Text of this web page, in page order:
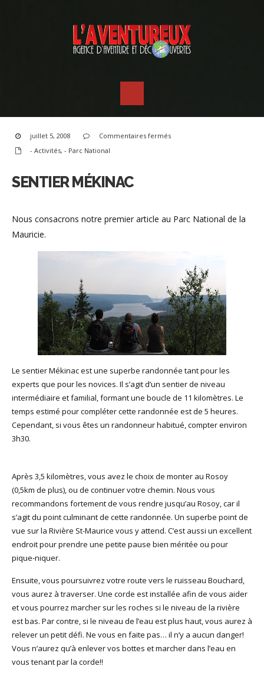
juillet 5, 2008 Commentaires ferméssur
Sentier
- Activités, - Parc National
SENTIER MÉKINAC
Nous consacrons notre premier article au Parc National de la
Mauricie.
Le sentier Mékinac est une superbe randonnée tant pour les
experts que pour les novices. Il s’agit d’un sentier de niveau
intermédiaire et familial, formant une boucle de 11 kilomètres. Le
temps estimé pour compléter cette randonnée est de 5 heures.
Cependant, si vous êtes un randonneur habitué, compter environ
3h30.
Après 3,5 kilomètres, vous avez le choix de monter au Rosoy
(0,5km de plus), ou de continuer votre chemin. Nous vous
recommandons fortement de vous rendre jusqu’au Rosoy, car il
s’agit du point culminant de cette randonnée. Un superbe point de
vue sur la Rivière St-Maurice vous y attend. C’est aussi un excellent
endroit pour prendre une petite pause bien méritée ou pour
pique-niquer.
Ensuite, vous poursuivrez votre route vers le ruisseau Bouchard,
vous aurez à traverser. Une corde est installée afin de vous aider
et vous pourrez marcher sur les roches si le niveau de la rivière
est bas. Par contre, si le niveau de l’eau est plus haut, vous aurez à
relever un petit défi. Ne vous en faite pas… il n’y a aucun danger!
Vous n’aurez qu’à enlever vos bottes et marcher dans l’eau en
vous tenant par la corde!!